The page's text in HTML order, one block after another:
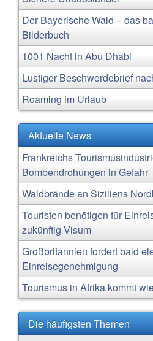
Der Bayerische Wald – das
Bilderbuch
1001 Nacht in Abu Dhabi
Lustiger Beschwerdebrief
Roaming im Urlaub
Aktuelle News
Frankreichs
Bombendrohungen in Gefahr
Waldbrände an Siziliens
Touristen benötigen für
zukünftig Visum
Großbritannien fordert bald
Einreisegenehmigung
Tourismus in Afrika kommt
Die häufigsten Themen